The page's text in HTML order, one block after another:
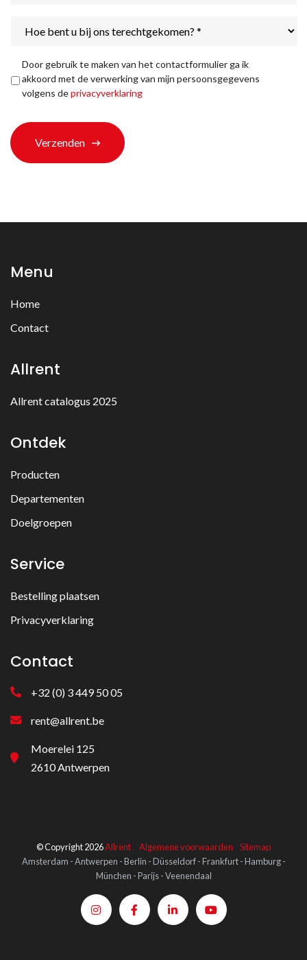
bent
ons
terechtgekomen?
Privacyverklaring *
Door gebruik te maken van het contactformulier ga ik
akkoord met de verwerking van mijn persoonsgegevens
volgens deprivacyverklaring
Verzenden
Menu
Home
Contact
Allrent
Allrent catalogus 2025
Ontdek
Producten
Departementen
Doelgroepen
Service
Bestelling plaatsen
Privacyverklaring
Contact
+32 (0) 3 449 50 05
rent@allrent.be
Moerelei 125
2610 Antwerpen
© Copyright 2026Allrent Algemene voorwaarden
Sitemap
Amsterdam - Antwerpen - Berlin - Düsseldorf - Frankfurt - Hamburg -
München - Parijs - Veenendaal